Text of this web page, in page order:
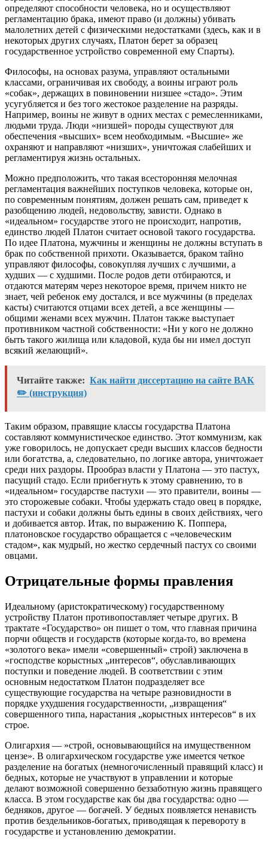
определяют способности человека, но и осуществляют
регламентацию брака, имеют право (и должны) убивать
малолетних детей с физическими недостатками (здесь, как и в
некоторых других случаях, Платон берет за образец
государственное устройство современной ему Спарты).
Философы, на основах разума, управляют остальными
классами, ограничивая их свободу, а воины играют роль
«собак», держащих в повиновении низшее «стадо». Этим
усугубляется и без того жестокое разделение на разряды.
Например, воины не живут в одних местах с ремесленниками,
людьми труда. Люди «низшей» породы существуют для
обеспечения «высших» всем необходимым. «Высшие» же
охраняют и направляют «низших», уничтожая слабейших и
регламентируя жизнь остальных.
Можно предположить, что такая всесторонняя мелочная
регламентация важнейших поступков человека, которые он,
по современным понятиям, должен решать сам, приведет к
разобщению людей, недовольству, зависти. Однако в
«идеальном» государстве этого не происходит, напротив,
единство людей Платон считает основой такого государства.
По идее Платона, мужчины и женщины не должны вступать в
брак по собственной прихоти. Оказывается, браком тайно
управляют философы, совокупляя лучших с лучшими, а
худших — с худшими. После родов дети отбираются, и
отдаются матерям через некоторое время, причем никто не
знает, чей ребенок ему достался, и все мужчины (в пределах
касты) считаются отцами всех детей, а все женщины —
общими женами всех мужчин. Платон также выступает
противником частной собственности: «Ни у кого не должно
быть такого жилища или кладовой, куда бы ни имел доступ
всякий желающий».
Читайте также: Как найти диссертацию на сайте ВАК
✏️ (инструкция)
Таким образом, правящие классы государства Платона
составляют коммунистическое единство. Этот коммунизм, как
уже говорилось, не допускает среди высших классов бедности
или богатства, а, следовательно, по логике автора, уничтожает
среди них раздоры. Прообраз власти у Платона — это пастух,
пасущий стадо. Если прибегнуть к этому сравнению, то в
«идеальном» государстве пастухи — это правители, воины —
это сторожевые собаки. Чтобы удержать стадо овец в порядке,
пастухи и собаки должны быть едины в своих действиях, чего
и добивается автор. Итак, по выражению К. Поппера,
платоновское государство обращается с «человеческим
стадом», как мудрый, но жестко сердечный пастух со своими
овцами.
Отрицательные формы правления
Идеальному (аристократическому) государственному
устройству Платон противопоставляет четыре других. В
трактате «Государство» он пишет о том, что главная причина
порчи обществ и государств (которые когда-то, во времена
«золотого века» имели «совершенный» строй) заключена в
«господстве корыстных „интересов“, обуславливающих
поступки и поведение людей. В соответствии с этим
основным недостатком Платон подразделяет все
существующие государства на четыре разновидности в
порядке ухудшения государственности, „извращения“
совершенного типа, нарастания „корыстных интересов“ в их
строе.
Олигархия — »строй, основывающийся на имущественном
цензе». В олигархическом государстве уже имеется четкое
разделение на богатых (немногочисленный правящий класс) и
бедных, которые не участвуют в управлении и которые
делают возможной совершенно беззаботную жизнь правящего
класса. В этом государстве как бы два государства: одно ―
бедняков, другое — богачей. У бедных появляется ненависть
против бездельников-богатых, приводящая к перевороту в
государстве и установлению демократии.